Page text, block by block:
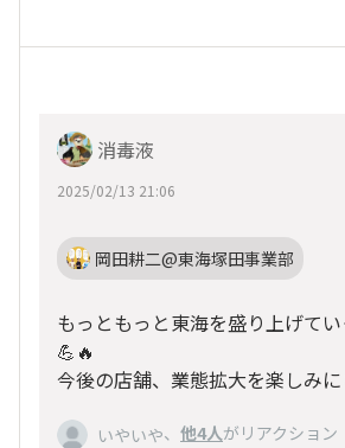
消毒液
2025/02/13 21:06
岡田耕二@東海塚田事業部
もっともっと東海を盛り上げて
💪🔥
今後の店舗、業態拡大を楽しみ
いやいや、 他4人がリアクション